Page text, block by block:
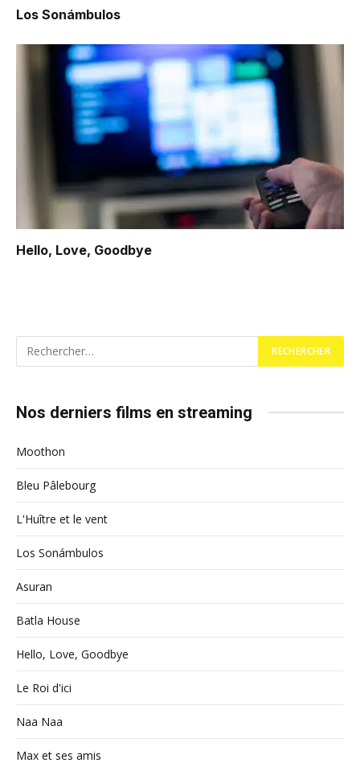
Los Sonámbulos
Hello, Love, Goodbye
Nos derniers films en streaming
Moothon
Bleu Pâlebourg
L'Huître et le vent
Los Sonámbulos
Asuran
Batla House
Hello, Love, Goodbye
Le Roi d'ici
Naa Naa
Max et ses amis